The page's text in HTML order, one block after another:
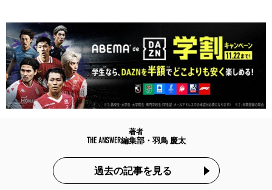
著者
THE ANSWER編集部・羽鳥 慶太
過去の記事を見る